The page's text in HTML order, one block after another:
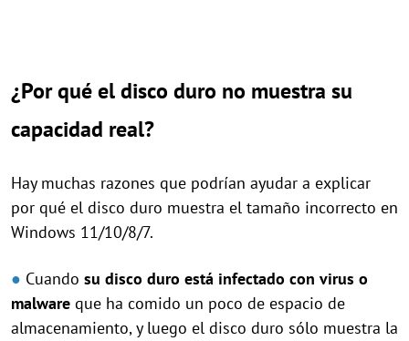
¿Por qué el disco duro no muestra su
capacidad real?
Hay muchas razones que podrían ayudar a explicar
por qué el disco duro muestra el tamaño incorrecto en
Windows 11/10/8/7.
● Cuando su disco duro está infectado con virus o
malware que ha comido un poco de espacio de
almacenamiento, y luego el disco duro sólo muestra la